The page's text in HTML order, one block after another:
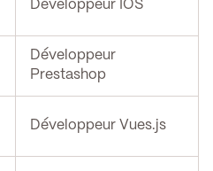
Développeur IOS
Développeur
Prestashop
Développeur Vues.js